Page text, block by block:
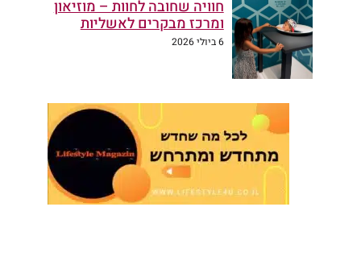
חוויה שחובה לחוות – מוזיאון
ומרכז מבקרים לאשליות
6 ביולי 2026